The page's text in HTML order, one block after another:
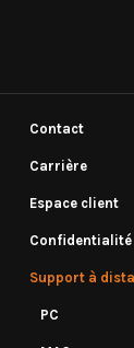
Contact
Carrière
Espace client
Confidentialité
Support à
PC